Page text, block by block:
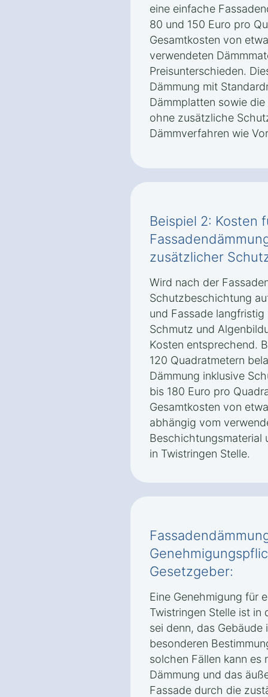
eine einfache
80 und 150 Euro pro
Gesamtkosten von
verwendeten
Preisunterschieden.
Dämmung mit
Dämmplatten sowie
ohne zusätzliche
Dämmverfahren wie
Beispiel 2: Kosten
zusätzlicher
Wird nach der
Schutzbeschichtung
und Fassade
Schmutz und
Kosten entsprechend.
120 Quadratmetern
Dämmung inklusive
bis 180 Euro pro
Gesamtkosten von
abhängig vom
Beschichtungsmaterial
in Twistringen Stelle.
Gesetzgeber:
Eine Genehmigung für
Twistringen Stelle ist in
sei denn, das Gebäude
besonderen
solchen Fällen kann es
Dämmung und das
Fassade durch die